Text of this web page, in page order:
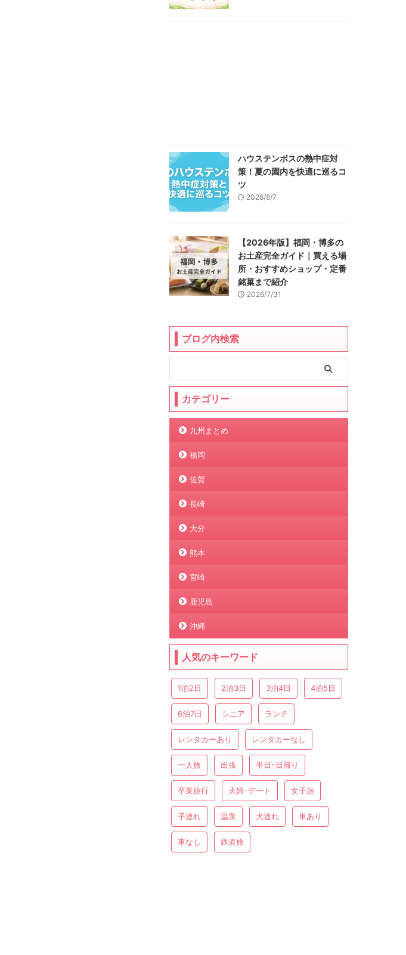
ハウステンボスの熱中症対
策！夏の園内を快適に巡るコ
ツ
2026/8/7
【2026年版】福岡・博多の
お土産完全ガイド｜買える場
所・おすすめショップ・定番
銘菓まで紹介
2026/7/31
ブログ内検索
カテゴリー
九州まとめ
福岡
佐賀
長崎
大分
熊本
宮崎
鹿児島
沖縄
人気のキーワード
1泊2日 2泊3日 3泊4日 4泊5日
6泊7日 シニア ランチ
レンタカーあり レンタカーなし
一人旅 出張 半日･日帰り
卒業旅行 夫婦･デート 女子旅
子連れ 温泉 犬連れ 車あり
車なし 鉄道旅